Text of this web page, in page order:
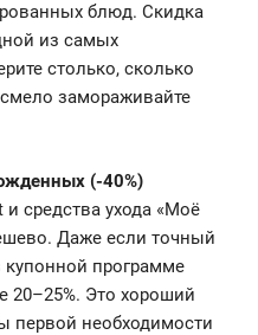
блюд. Скидка
из самых
столько, сколько
замораживайте
(-40%)
средства ухода «Моё
Даже если точный
купонной программе
20–25%. Это хороший
первой необходимости